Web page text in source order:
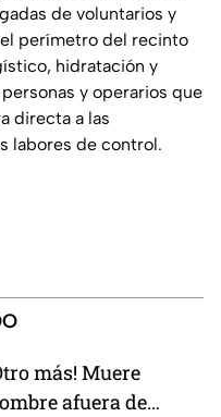
de voluntarios y
perímetro del recinto
hidratación y
y operarios que
directa a las
labores de control.
más! Muere
afuera de